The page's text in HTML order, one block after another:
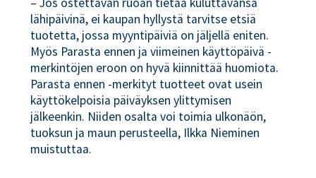
lähipäivinä, ei kaupan hyllystä tarvitse etsiä
tuotetta, jossa myyntipäiviä on jäljellä eniten.
Myös Parasta ennen ja viimeinen käyttöpäivä -
merkintöjen eroon on hyvä kiinnittää huomiota.
Parasta ennen -merkityt tuotteet ovat usein
käyttökelpoisia päiväyksen ylittymisen
jälkeenkin. Niiden osalta voi toimia ulkonäön,
tuoksun ja maun perusteella, Ilkka Nieminen
muistuttaa.